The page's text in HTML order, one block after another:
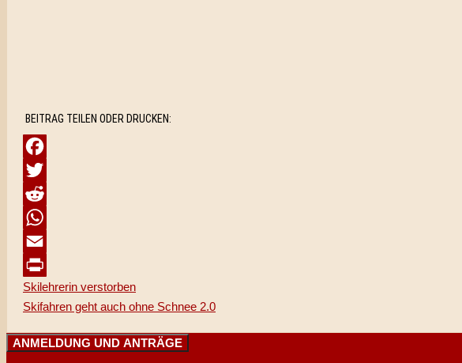
BEITRAG TEILEN ODER DRUCKEN:
Facebook
Twitter
Reddit
WhatsApp
Email
Print
Skilehrerin verstorben
Skifahren geht auch ohne Schnee 2.0
ANMELDUNG UND ANTRÄGE